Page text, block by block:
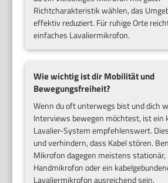
Richtcharakteristik wählen, das
effektiv reduziert. Für ruhige Orte
einfaches Lavaliermikrofon.
Wie wichtig ist dir Mobilität und
Bewegungsfreiheit?
Wenn du oft unterwegs bist und dich
Interviews bewegen möchtest, ist ein
Lavalier-System empfehlenswert.
und verhindern, dass Kabel stören.
Mikrofon dagegen meistens stationär,
Handmikrofon oder ein
Lavaliermikrofon ausreichend sein.